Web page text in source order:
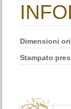
Dimensioni
Stampato